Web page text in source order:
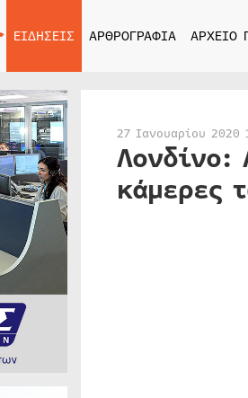
ΕΙΔΗΣΕΙΣ ΑΡΘΡΟΓΡΑΦΙΑ ΑΡΧΕΙΟ
27 Ιανουαρίου 2020
Λονδίνο:
κάμερες